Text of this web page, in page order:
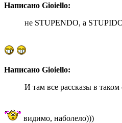
Написано Gioiello:
не STUPENDO, a
Написано Gioiello:
И там все рассказы в таком
видимо, наболело)))